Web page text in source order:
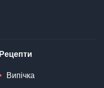
Рецепти
Випічка